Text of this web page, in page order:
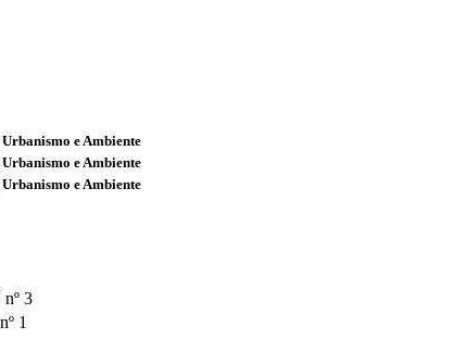
e Ambiente
e Ambiente
e Ambiente
3
1